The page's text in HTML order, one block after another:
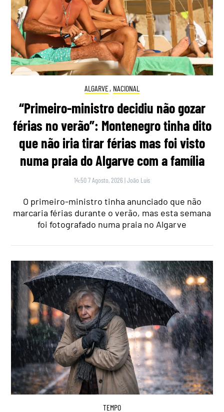
ALGARVE, NACIONAL
“Primeiro-ministro decidiu não gozar
férias no verão”: Montenegro tinha dito
que não iria tirar férias mas foi visto
numa praia do Algarve com a família
14:50 7 Agosto, 2026 |João Luís
O primeiro-ministro tinha anunciado que não
marcaria férias durante o verão, mas esta semana
foi fotografado numa praia no Algarve
TEMPO